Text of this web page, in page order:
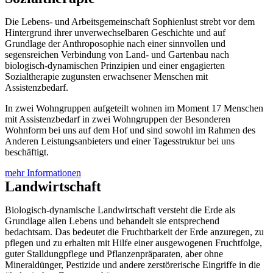
Die Lebens- und Arbeitsgemeinschaft Sophienlust strebt vor dem
Hintergrund ihrer unverwechselbaren Geschichte und auf
Grundlage der Anthroposophie nach einer sinnvollen und
segensreichen Verbindung von Land- und Gartenbau nach
biologisch-dynamischen Prinzipien und einer engagierten
Sozialtherapie zugunsten erwachsener Menschen mit
Assistenzbedarf.
In zwei Wohngruppen aufgeteilt wohnen im Moment 17 Menschen
mit Assistenzbedarf in zwei Wohngruppen der Besonderen
Wohnform bei uns auf dem Hof und sind sowohl im Rahmen des
Anderen Leistungsanbieters und einer Tagesstruktur bei uns
beschäftigt.
mehr Informationen
Landwirtschaft
Biologisch-dynamische Landwirtschaft versteht die Erde als
Grundlage allen Lebens und behandelt sie entsprechend
bedachtsam. Das bedeutet die Fruchtbarkeit der Erde anzuregen, zu
pflegen und zu erhalten mit Hilfe einer ausgewogenen Fruchtfolge,
guter Stalldungpflege und Pflanzenpräparaten, aber ohne
Mineraldünger, Pestizide und andere zerstörerische Eingriffe in die